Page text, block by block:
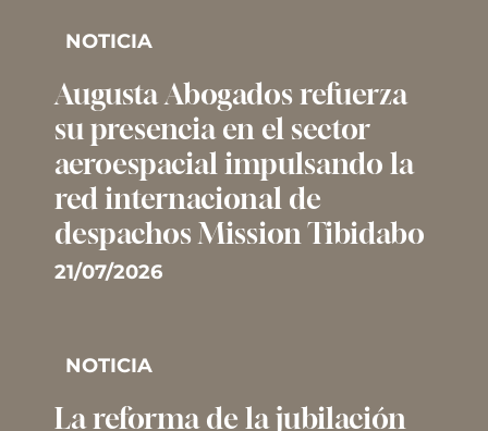
NOTICIA
Augusta Abogados refuerza
su presencia en el sector
aeroespacial impulsando la
red internacional de
despachos Mission Tibidabo
21/07/2026
NOTICIA
La reforma de la jubilación